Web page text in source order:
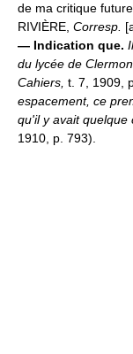
de ma critique
RIVIÈRE, Corresp.
— Indication que.
du lycée de
Cahiers, t. 7, 1909,
espacement, ce
qu'il y avait quelque
1910, p. 793).